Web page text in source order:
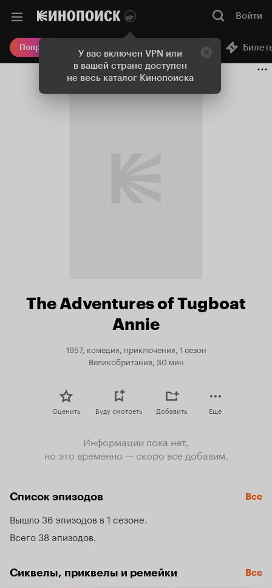
У вас включен VPN или
в вашей стране доступен
не весь каталог Кинопоиска
Войти
Попробовать Плюс Онлайн-кинотеатр
The Adventures of Tugboat
Annie
1957, комедия, приключения, 1 сезон
Великобритания, 30 мин
Оценить Буду смотреть Добавить Еще
Информации пока нет,
но это временно — скоро все добавим.
Список эпизодов Все
Вышло 36 эпизодов в 1 сезоне
Всего 38 эпизодов
Сиквелы, приквелы и ремейки Все